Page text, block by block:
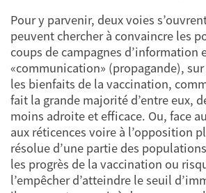
Pour y parvenir, deux voies
peuvent chercher à convaincre les
coups de campagnes d’information
«communication» (propagande),
les bienfaits de la vaccination,
fait la grande majorité d’entre eux,
moins adroite et efficace. Ou, face
aux réticences voire à l’opposition
résolue d’une partie des
les progrès de la vaccination ou
l’empêcher d’atteindre le seuil